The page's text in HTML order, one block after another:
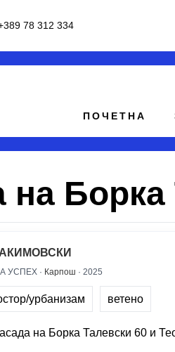
78 312 334
ПОЧЕТНА
Борка
УСПЕХ · Карпош · 2025
урбанизам ветено
на Борка Талевски 60 и